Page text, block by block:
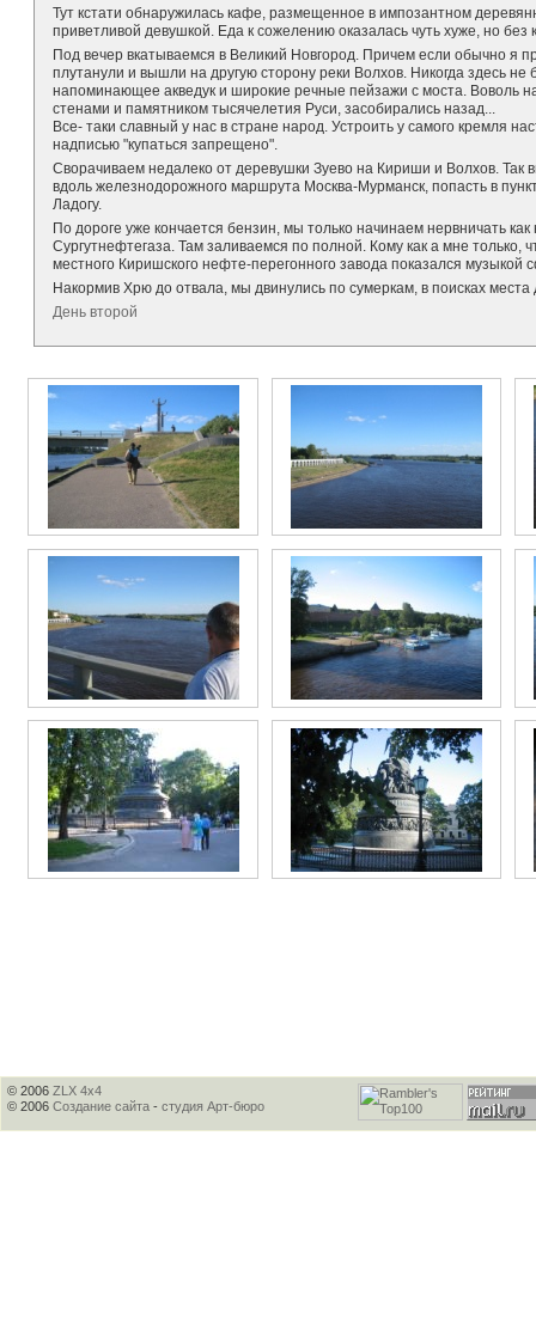
Тут кстати обнаружилась кафе, размещенное в импозантном
приветливой девушкой. Еда к сожелению оказалась чуть хуже, но без
Под вечер вкатываемся в Великий Новгород. Причем если обычно я
плутанули и вышли на другую сторону реки Волхов. Никогда здесь
напоминающее акведук и широкие речные пейзажи с моста. Воволь
стенами и памятником тысячелетия Руси, засобирались назад...
Все- таки славный у нас в стране народ. Устроить у самого кремля
надписью "купаться запрещено".
Сворачиваем недалеко от деревушки Зуево на Кириши и Волхов. Так
вдоль железнодорожного маршрута Москва-Мурманск, попасть в
Ладогу.
По дороге уже кончается бензин, мы только начинаем нервничать
Сургутнефтегаза. Там заливаемся по полной. Кому как а мне
местного Киришского нефте-перегонного завода показался музыкой
Накормив Хрю до отвала, мы двинулись по сумеркам, в поисках места
День второй
© 2006 ZLX 4x4
© 2006 Создание сайта - студия Арт-бюро